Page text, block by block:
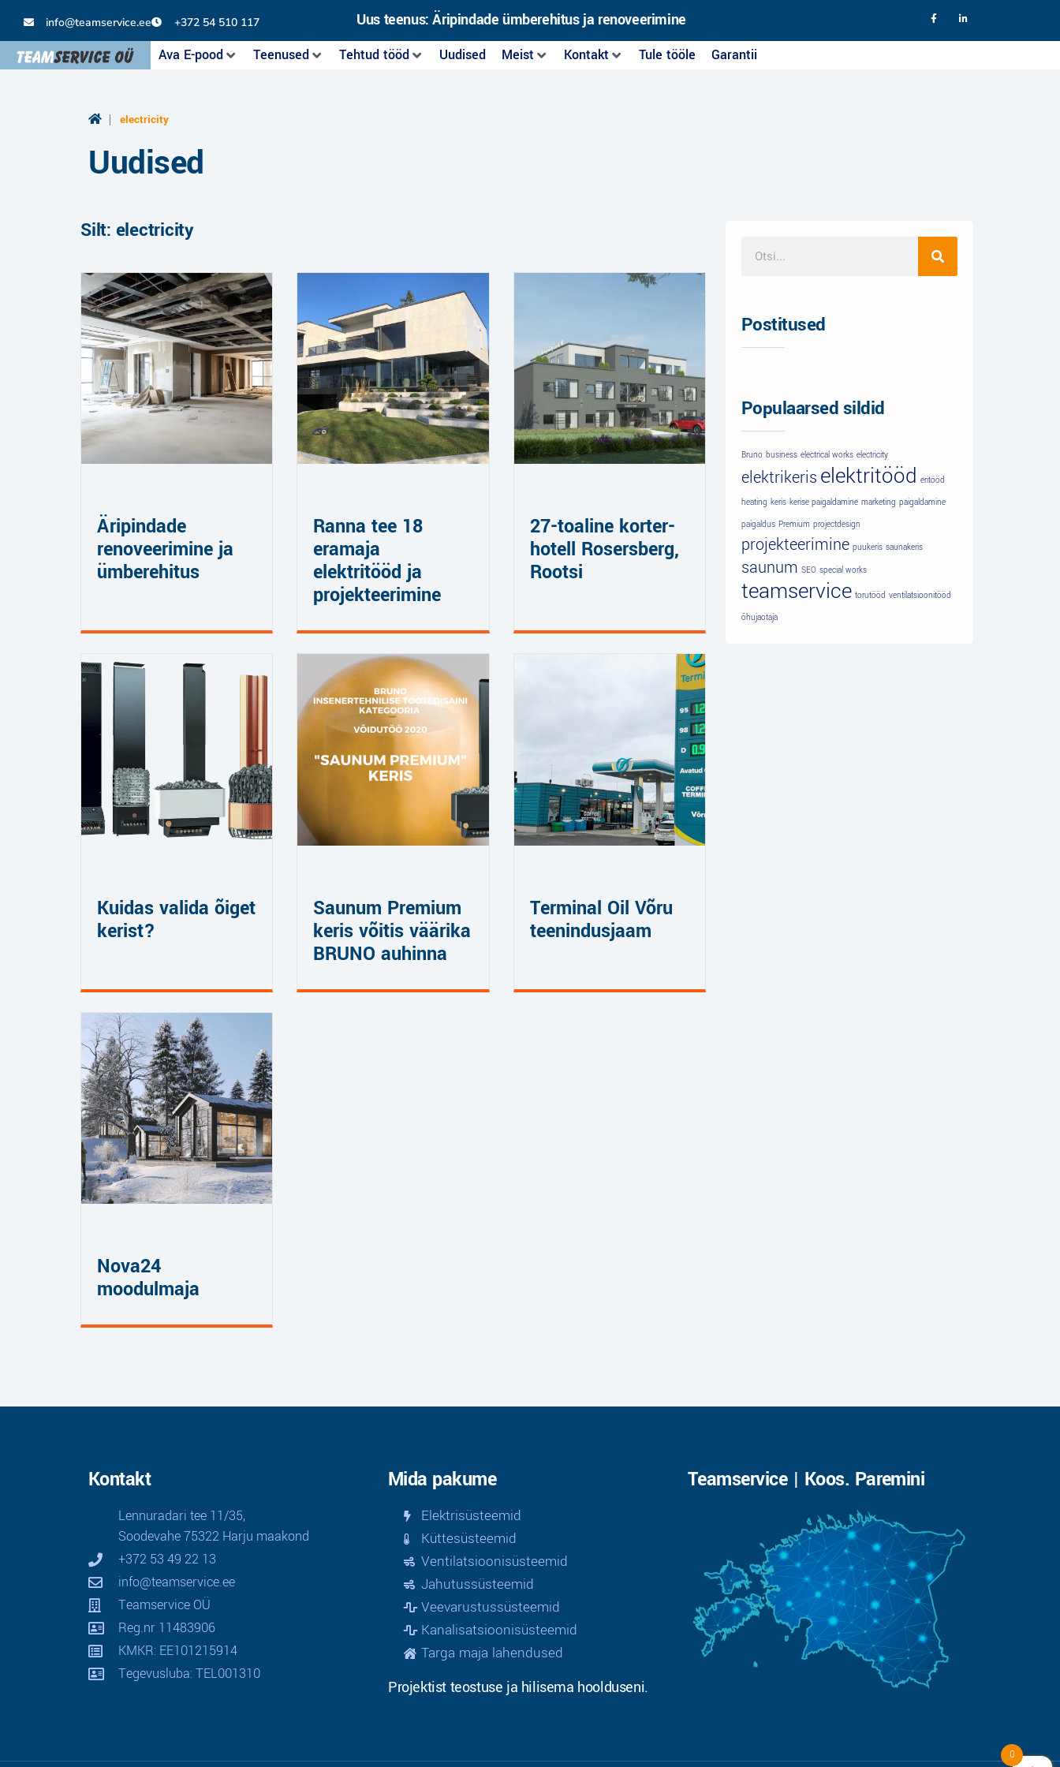
info@teamservice.ee +372 54 510 117 Uus teenus: Äripindade ümberehitus ja renoveerimine
Ava E-pood Teenused Tehtud tööd Uudised Meist Kontakt Tule tööle Garantii
| electricity
Uudised
Silt: electricity
Äripindade
renoveerimine ja
ümberehitus
Ranna tee 18
eramaja
elektritööd ja
projekteerimine
27-toaline korter-
hotell Rosersberg,
Rootsi
Kuidas valida õiget
kerist?
Saunum Premium
keris võitis väärika
BRUNO auhinna
Terminal Oil Võru
teenindusjaam
Nova24
moodulmaja
Postitused
Populaarsed sildid
Bruno business electrical works electricity
elektrikeris elektritööd eritööd
heating keris kerise paigaldamine marketing paigaldamine
paigaldus Premium projectdesign
projekteerimine puukeris saunakeris
saunum SEO special works
teamservice torutööd ventilatsioonitööd
õhujaotaja
Kontakt
Lennuradari tee 11/35,
Soodevahe 75322 Harju maakond
+372 53 49 22 13
info@teamservice.ee
Teamservice OÜ
Reg.nr 11483906
KMKR: EE101215914
Tegevusluba: TEL001310
Mida pakume
Elektrisüsteemid
Küttesüsteemid
Ventilatsioonisüsteemid
Jahutussüsteemid
Veevarustussüsteemid
Kanalisatsioonisüsteemid
Targa maja lahendused
Projektist teostuse ja hilisema hoolduseni.
Teamservice | Koos. Paremini
0